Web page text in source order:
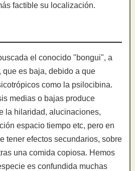
factible su localización.
el conocido "bongui", a
que es baja, debido a que
como la psilocibina.
medias o bajas produce
la hilaridad, alucinaciones,
espacio tiempo etc, pero en
tener efectos secundarios, sobre
una comida copiosa. Hemos
es confundida muchas